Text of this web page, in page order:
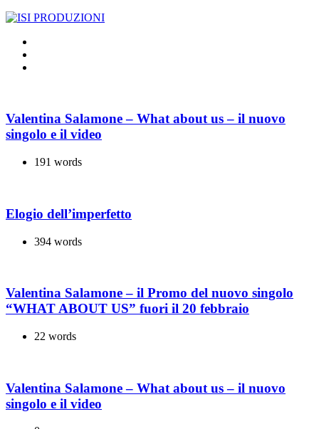
Valentina Salamone – What about us – il nuovo
singolo e il video
191 words
Elogio dell’imperfetto
394 words
Valentina Salamone – il Promo del nuovo singolo
“WHAT ABOUT US” fuori il 20 febbraio
22 words
Valentina Salamone – What about us – il nuovo
singolo e il video